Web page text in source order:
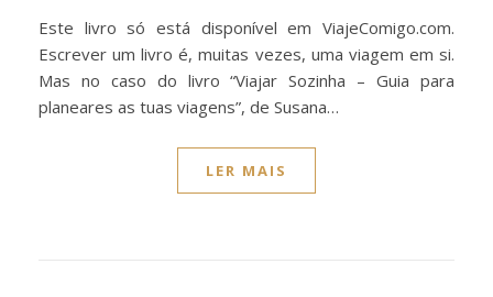
Este livro só está disponível em ViajeComigo.com.
Escrever um livro é, muitas vezes, uma viagem em si.
Mas no caso do livro “Viajar Sozinha – Guia para
planeares as tuas viagens”, de Susana…
LER MAIS